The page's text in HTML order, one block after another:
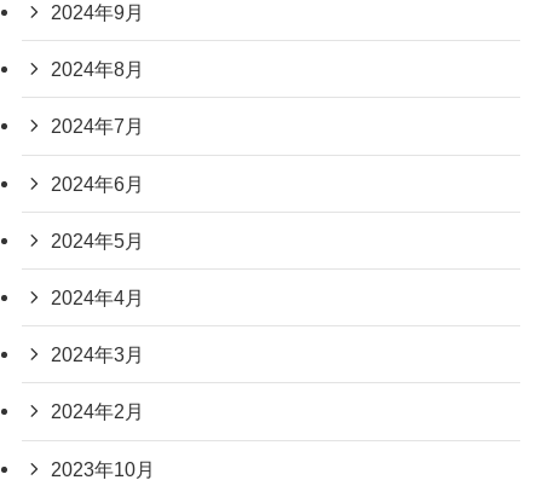
2024年9月
2024年8月
2024年7月
2024年6月
2024年5月
2024年4月
2024年3月
2024年2月
2023年10月